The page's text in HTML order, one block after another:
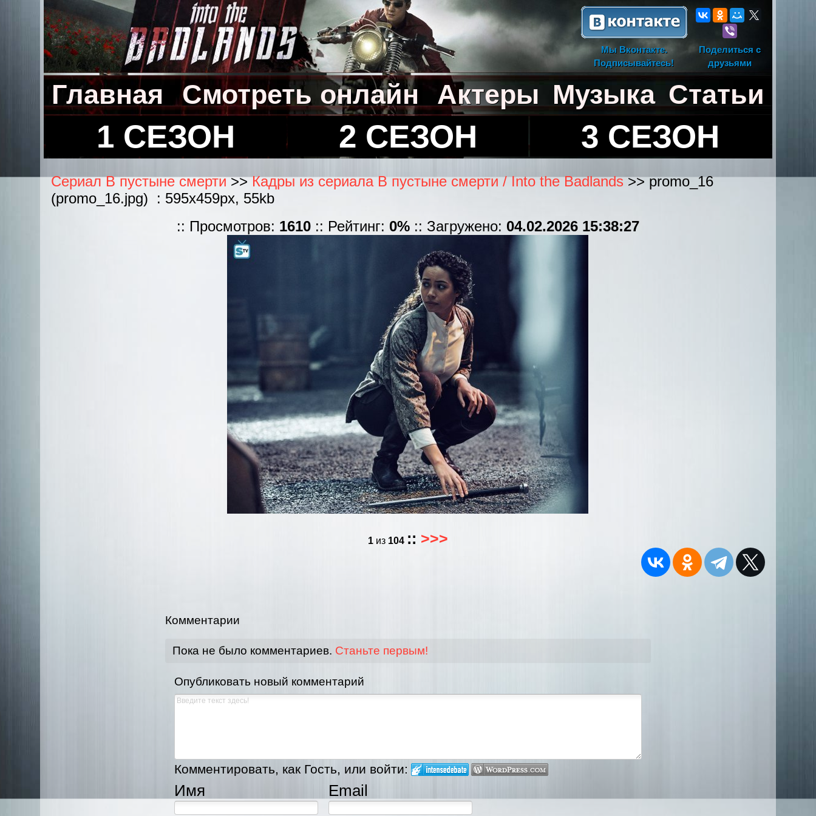
Мы Вконтакте.
Подписывайтесь!
Поделиться с
друзьями
Главная Смотреть онлайн Актеры Музыка Статьи
1 СЕЗОН 2 СЕЗОН 3 СЕЗОН
Сериал В пустыне смерти>>Кадры из сериала В пустыне смерти / Into the Badlands>> promo_16
(promo_16.jpg) : 595x459px, 55kb
:: Просмотров: 1610:: Рейтинг: 0%:: Загружено: 04.02.2026 15:38:27
1из 104 :: >>>
Комментарии
Пока не было комментариев. Станьте первым!
Опубликовать новый комментарий
Комментировать, как Гость, или войти:
Имя Email